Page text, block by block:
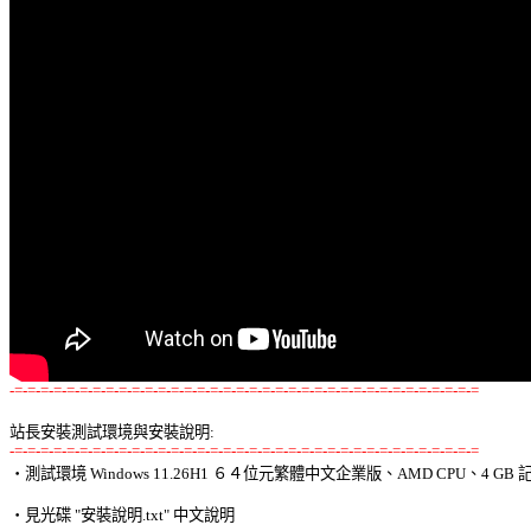
-=-=-=-=-=-=-=-=-=-=-=-=-=-=-=-=-=-=-=-=-=-=-=-=-=-=-=-=-=-=-=-=-=-=-=-=
站長安裝測試環境與安裝說明:
-=-=-=-=-=-=-=-=-=-=-=-=-=-=-=-=-=-=-=-=-=-=-=-=-=-=-=-=-=-=-=-=-=-=-=-=
‧測試環境 Windows 11.26H1 ６４位元繁體中文企業版、AMD CPU、4 GB
‧見光碟 "安裝說明.txt" 中文說明